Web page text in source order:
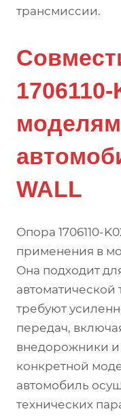
трансмиссии.
1706110-
WALL
Опора 1706110-
применения в
Она подходит
требуют
передач,
внедорожники
конкретной
автомобиль
технических